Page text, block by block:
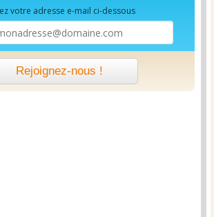
votre adresse e-mail ci-dessous
Rejoignez-nous !